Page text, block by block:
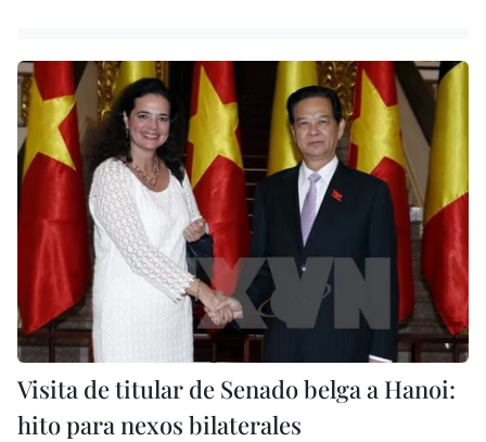
Visita de titular de Senado belga a Hanoi:
hito para nexos bilaterales